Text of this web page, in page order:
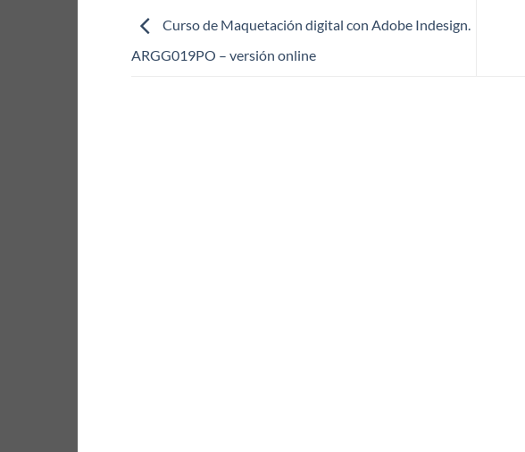
Curso de Maquetación digital con Adobe Indesign.
ARGG019PO – versión online